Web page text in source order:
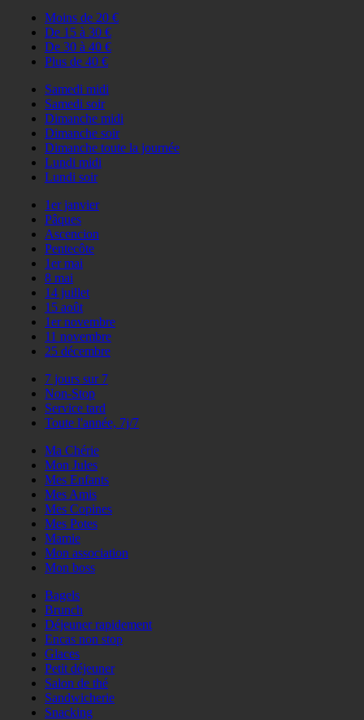
Moins de 20 €
De 15 à 30 €
De 30 à 40 €
Plus de 40 €
Samedi midi
Samedi soir
Dimanche midi
Dimanche soir
Dimanche toute la journée
Lundi midi
Lundi soir
1er janvier
Pâques
Ascencion
Pentecôte
1er mai
8 mai
14 juillet
15 août
1er novembre
11 novembre
25 décembre
7 jours sur 7
Non-Stop
Service tard
Toute l'année, 7j/7
Ma Chérie
Mon Jules
Mes Enfants
Mes Amis
Mes Copines
Mes Potes
Mamie
Mon association
Mon boss
Bagels
Brunch
Déjeuner rapidement
Encas non stop
Glaces
Petit déjeuner
Salon de thé
Sandwicherie
Snacking